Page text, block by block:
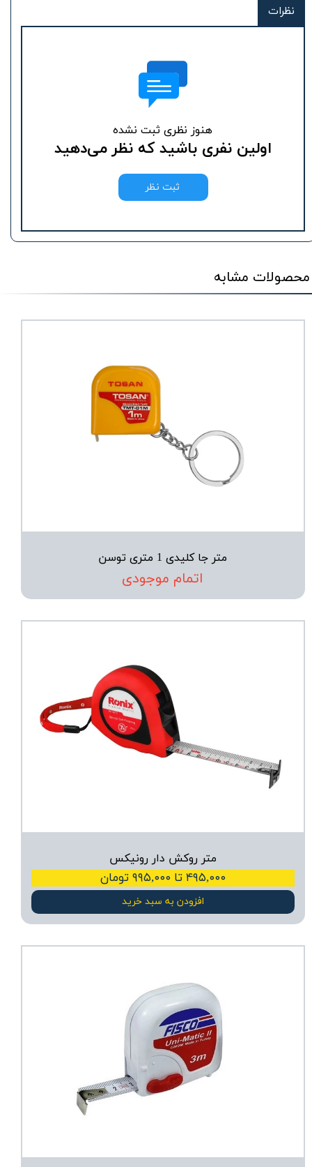
نظرات
هنوز نظری ثبت نشده
اولین نفری باشید که نظر می‌دهید
ثبت نظر
محصولات مشابه
متر جا کلیدی 1 متری توسن
اتمام موجودی
متر روکش دار رونیکس
۴۹۵,۰۰۰ تا ۹۹۵,۰۰۰ تومان
افزودن به سبد خرید